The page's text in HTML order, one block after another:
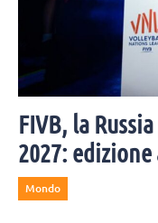
FIVB, la
2027:
Mondo